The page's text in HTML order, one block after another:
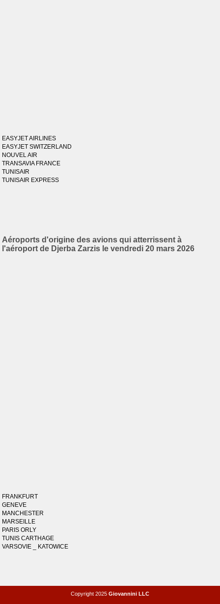
EASYJET AIRLINES
EASYJET SWITZERLAND
NOUVEL AIR
TRANSAVIA FRANCE
TUNISAIR
TUNISAIR EXPRESS
Aéroports d'origine des avions qui atterrissent à
l'aéroport de Djerba Zarzis le vendredi 20 mars 2026
FRANKFURT
GENEVE
MANCHESTER
MARSEILLE
PARIS ORLY
TUNIS CARTHAGE
VARSOVIE _ KATOWICE
Copyright 2025 Giovannini LLC